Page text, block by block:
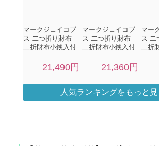
人気ランキングをもっと見